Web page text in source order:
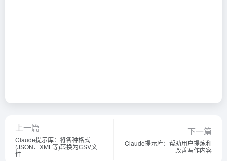
上一篇
Claude提示库：将各种格式
(JSON、XML等)转换为CSV文
件
下一篇
Claude提示库：帮助用户提炼和
改善写作内容